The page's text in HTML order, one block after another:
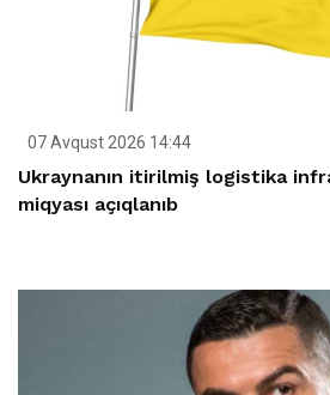
07 Avqust 2026 14:44
Ukraynanın itirilmiş logistika
miqyası açıqlanıb